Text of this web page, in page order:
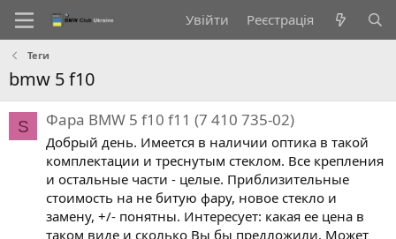
Увійти Реєстрація
Теги
bmw 5 f10
S Фара BMW 5 f10 f11 (7 410 735-02)
Добрый день. Имеется в наличии оптика в такой
комплектации и треснутым стеклом. Все крепления
и остальные части - целые. Приблизительные
стоимость на не битую фару, новое стекло и
замену, +/- понятны. Интересует: какая ее цена в
таком виде и сколько Вы бы предложили. Может